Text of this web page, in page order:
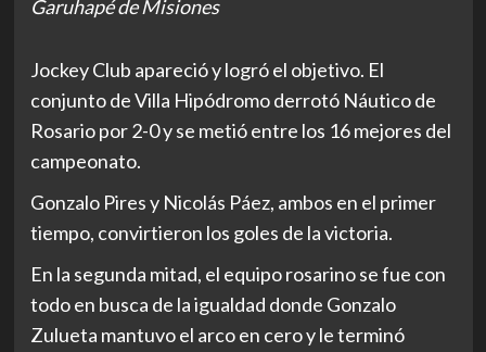
Garuhapé de Misiones
Jockey Club apareció y logró el objetivo. El
conjunto de Villa Hipódromo derrotó Náutico de
Rosario por 2-0 y se metió entre los 16 mejores del
campeonato.
Gonzalo Pires y Nicolás Páez, ambos en el primer
tiempo, convirtieron los goles de la victoria.
En la segunda mitad, el equipo rosarino se fue con
todo en busca de la igualdad donde Gonzalo
Zulueta mantuvo el arco en cero y le terminó